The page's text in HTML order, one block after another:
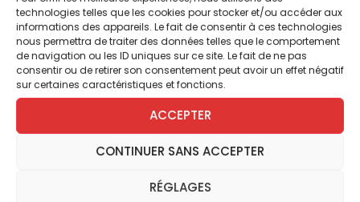
technologies telles que les cookies pour stocker et/ou accéder aux
informations des appareils. Le fait de consentir à ces technologies
nous permettra de traiter des données telles que le comportement
de navigation ou les ID uniques sur ce site. Le fait de ne pas
consentir ou de retirer son consentement peut avoir un effet négatif
sur certaines caractéristiques et fonctions.
ACCEPTER
CONTINUER SANS ACCEPTER
RÉGLAGES
notre temps a une sensibilité éclatée. Il y a
de belles trouvailles et d’autres plus banales.
Le catalogue conséquent qui accompagne
cette présentation donne aussi à voir
l’extraordinaire développement du vitrail
dans les édifices en Allemagne, qu’ils soient
religieux ou laïques, spirituels ou décoratifs.